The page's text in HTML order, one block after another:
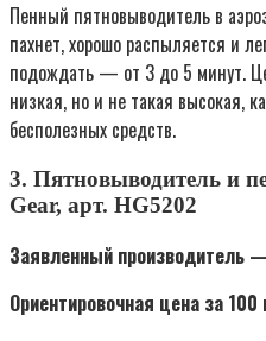
Пенный пятновыводитель в
пахнет, хорошо распыляется и
подождать — от 3 до 5 минут.
низкая, но и не такая высокая,
бесполезных средств.
3. Пятновыводитель и
Gear, арт. HG5202
Заявленный производитель
Ориентировочная цена за